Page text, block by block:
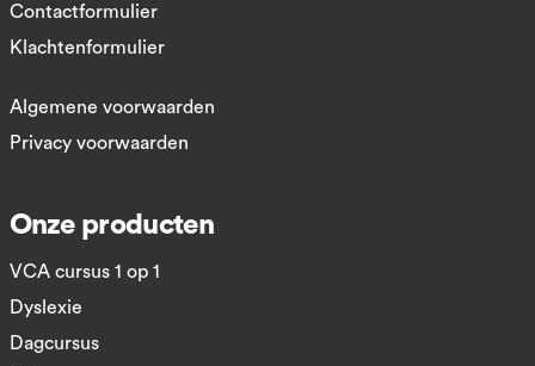
Contactformulier
Klachtenformulier
Algemene voorwaarden
Privacy voorwaarden
Onze producten
VCA cursus 1 op 1
Dyslexie
Dagcursus